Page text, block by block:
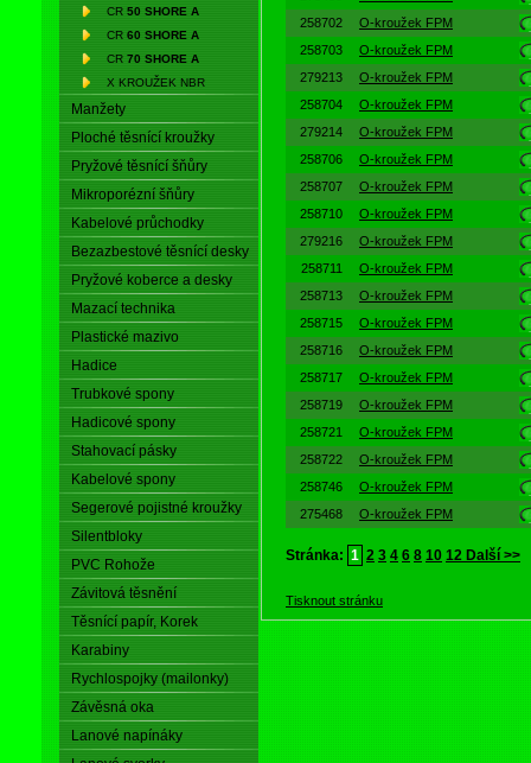
CR 50 SHORE A
CR 60 SHORE A
CR 70 SHORE A
X KROUŽEK NBR
Manžety
Ploché těsnící kroužky
Pryžové těsnící šňůry
Mikroporézní šňůry
Kabelové průchodky
Bezazbestové těsnící desky
Pryžové koberce a desky
Mazací technika
Plastické mazivo
Hadice
Trubkové spony
Hadicové spony
Stahovací pásky
Kabelové spony
Segerové pojistné kroužky
Silentbloky
PVC Rohože
Závitová těsnění
Těsnící papír, Korek
Karabiny
Rychlospojky (mailonky)
Závěsná oka
Lanové napínáky
napětí. Vlivem působocího tlaku a
kroužku.
Výhody O-kroužků:
Těsní vširokém rozsahu
Snadná údržba-
Malý nárok na prostor
Nízká hmotnost
Možnost opakovaného
Při správném použití lze
SelháníO-kroužku
se
výměny
Konstantní stlačení
O-
znehodnocení na rozdíl od
Ekonomicky
258702
O-kroužek FPM
258703
O-kroužek FPM
279213
O-kroužek FPM
258704
O-kroužek FPM
279214
O-kroužek FPM
258706
O-kroužek FPM
258707
O-kroužek FPM
258710
O-kroužek FPM
279216
O-kroužek FPM
258711
O-kroužek FPM
258713
O-kroužek FPM
258715
O-kroužek FPM
258716
O-kroužek FPM
258717
O-kroužek FPM
258719
O-kroužek FPM
258721
O-kroužek FPM
258722
O-kroužek FPM
258746
O-kroužek FPM
275468
O-kroužek FPM
Stránka: 1 2 3 4 6 8 10 12 Další >>
Tisknout stránku